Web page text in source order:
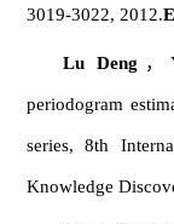
3019-3022, 2012.
Lu Deng ，
periodogram
series, 8th
Knowledge